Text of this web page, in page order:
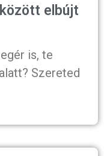
elbújt
is, te
Szereted